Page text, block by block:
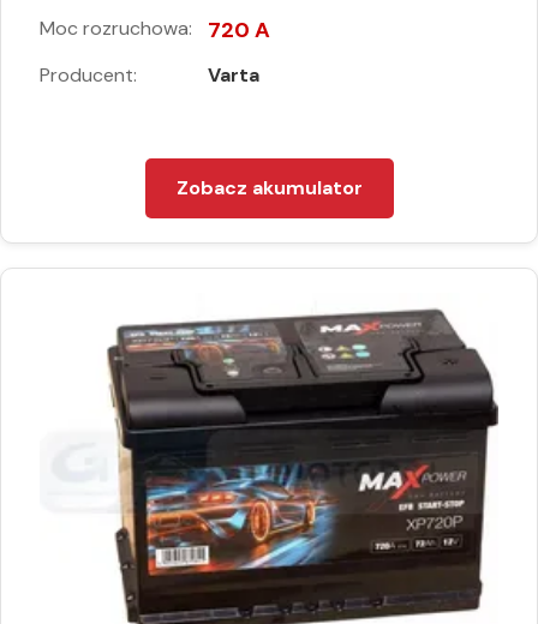
Moc rozruchowa: 720 A
Producent: Varta
Zobacz akumulator